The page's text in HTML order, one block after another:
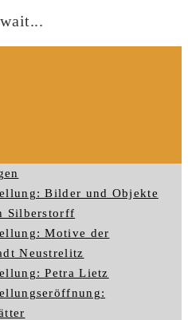
Bilder und Objekte
Silberstorff
Motive der
Neustrelitz
Petra Lietz